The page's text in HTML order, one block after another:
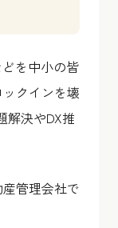
を中小の皆
クインを壊
解決やDX推
管理会社で